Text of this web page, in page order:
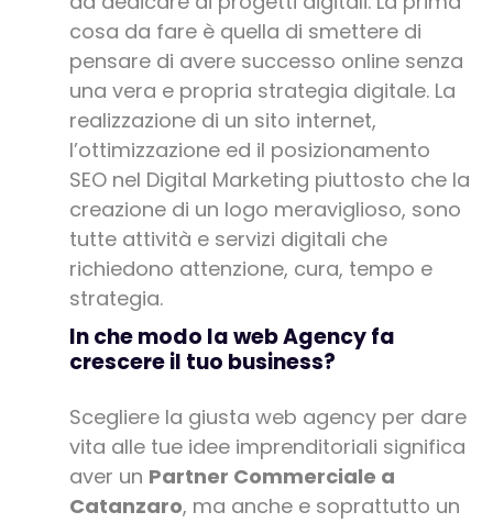
cosa da fare è quella di smettere di
pensare di avere successo online senza
una vera e propria strategia digitale. La
realizzazione di un sito internet,
l’ottimizzazione ed il posizionamento
SEO nel Digital Marketing piuttosto che la
creazione di un logo meraviglioso, sono
tutte attività e servizi digitali che
richiedono attenzione, cura, tempo e
strategia.
In che modo la web Agency fa
crescere il tuo business?
Scegliere la giusta web agency per dare
vita alle tue idee imprenditoriali significa
aver un Partner Commerciale a
Catanzaro, ma anche e soprattutto un